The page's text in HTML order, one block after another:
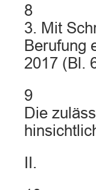
8
3. Mit
Berufung
2017 (Bl.
9
Die
II.